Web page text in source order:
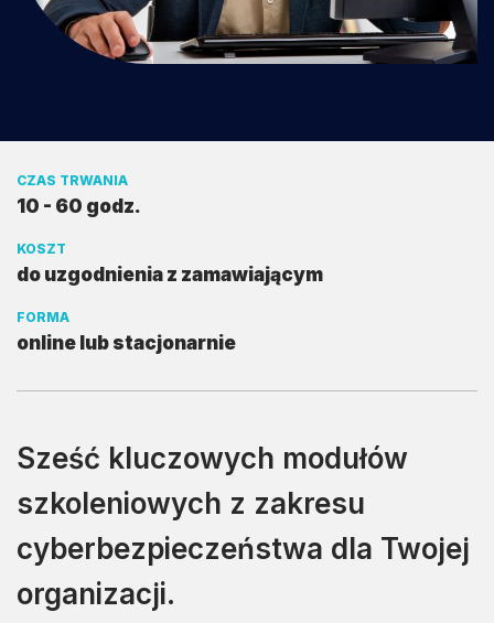
CZAS TRWANIA
10 - 60 godz.
KOSZT
do uzgodnienia z zamawiającym
FORMA
online lub stacjonarnie
Sześć kluczowych modułów
szkoleniowych z zakresu
cyberbezpieczeństwa dla Twojej
organizacji.